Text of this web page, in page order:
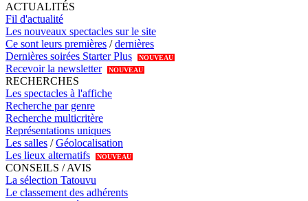
ACTUALITÉS
Fil d'actualité
Les nouveaux spectacles sur le site
Ce sont leurs premières /dernières
Dernières soirées Starter Plus
NOUVEAU
Recevoir la newsletter NOUVEAU
RECHERCHES
Les spectacles à l'affiche
Recherche par genre
Recherche multicritère
Représentations uniques
Les salles /Géolocalisation
Les lieux alternatifs
NOUVEAU
CONSEILS / AVIS
La sélection Tatouvu
Le classement des adhérents